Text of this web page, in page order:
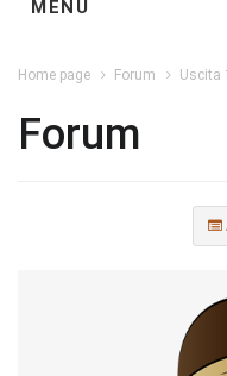
MENU
Home page Forum Uscita
Forum